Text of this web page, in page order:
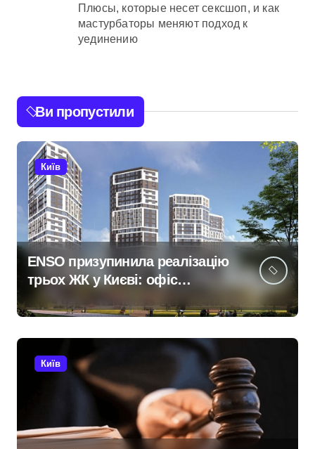
Плюсы, которые несет сексшоп, и как
мастурбаторы меняют подход к
уединению
Ви пропустили
Київ
ENSO призупинила реалізацію
трьох ЖК у Києві: офіс
керівник покинув місто
Київ